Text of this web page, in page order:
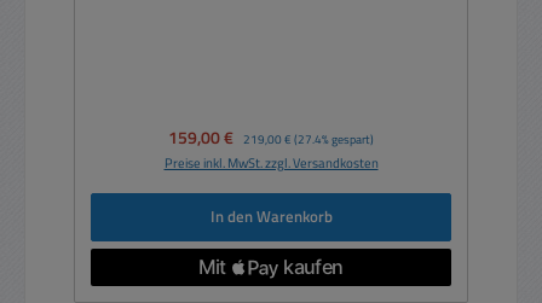
Verkaufspreis:
159,00 € Regulärer Preis:
219,00 € (27.4% gespart)
Preise inkl. MwSt. zzgl. Versandkosten
In den Warenkorb